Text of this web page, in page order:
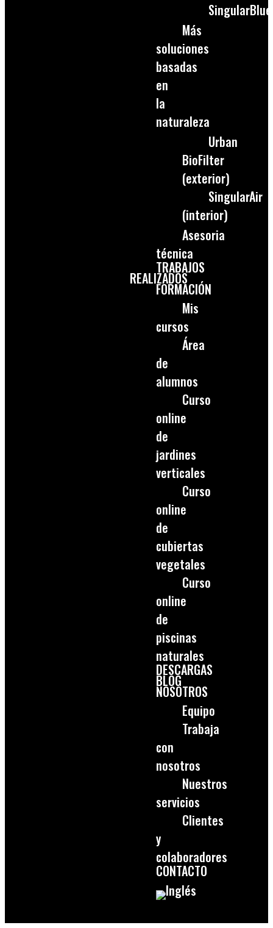
SingularBlue
Más
soluciones
basadas
en
la
naturaleza
Urban
BioFilter
(exterior)
SingularAir
(interior)
Asesoria
técnica
TRABAJOS
REALIZADOS
FORMACIÓN
Mis
cursos
Área
de
alumnos
Curso
online
de
jardines
verticales
Curso
online
de
cubiertas
vegetales
Curso
online
de
piscinas
naturales
DESCARGAS
BLOG
NOSOTROS
Equipo
Trabaja
con
nosotros
Nuestros
servicios
Clientes
y
colaboradores
CONTACTO